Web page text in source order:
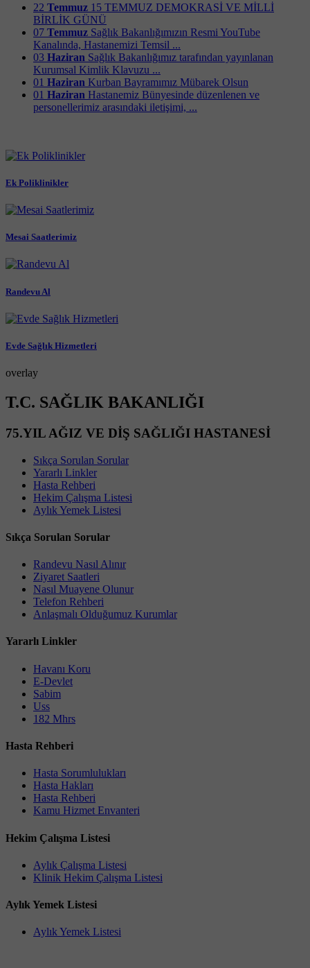
22 Temmuz 15 TEMMUZ DEMOKRASİ VE MİLLİ
BİRLİK GÜNÜ
07 Temmuz Sağlık Bakanlığımızın Resmi YouTube
Kanalında, Hastanemizi Temsil ...
03 Haziran Sağlık Bakanlığımız tarafından yayınlanan
Kurumsal Kimlik Klavuzu ...
01 Haziran Kurban Bayramımız Mübarek Olsun
01 Haziran Hastanemiz Bünyesinde düzenlenen ve
personellerimiz arasındaki iletişimi, ...
Ek Poliklinikler
Mesai Saatlerimiz
Randevu Al
Evde Sağlık Hizmetleri
overlay
T.C. SAĞLIK BAKANLIĞI
75.YIL AĞIZ VE DİŞ SAĞLIĞI HASTANESİ
Sıkça Sorulan Sorular
Yararlı Linkler
Hasta Rehberi
Hekim Çalışma Listesi
Aylık Yemek Listesi
Sıkça Sorulan Sorular
Randevu Nasıl Alınır
Ziyaret Saatleri
Nasıl Muayene Olunur
Telefon Rehberi
Anlaşmalı Olduğumuz Kurumlar
Yararlı Linkler
Havanı Koru
E-Devlet
Sabim
Uss
182 Mhrs
Hasta Rehberi
Hasta Sorumlulukları
Hasta Hakları
Hasta Rehberi
Kamu Hizmet Envanteri
Hekim Çalışma Listesi
Aylık Çalışma Listesi
Klinik Hekim Çalışma Listesi
Aylık Yemek Listesi
Aylık Yemek Listesi